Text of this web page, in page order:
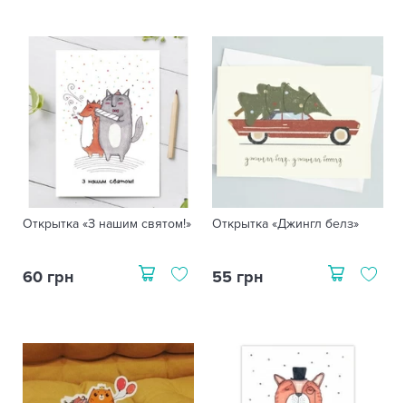
Открытка «З нашим святом!»
60 грн
Открытка «Джингл белз»
55 грн